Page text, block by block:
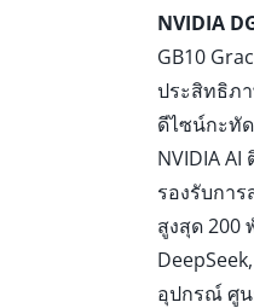
NVIDIA
GB10
ประสิทธิภา
ดีไซน์กะทั
NVIDIA AI
รองรับกา
สูงสุด 200
อุปกรณ์ ศูน